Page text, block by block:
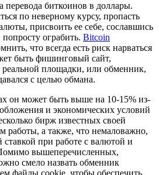
перевода биткоинов в доллары.
по неверному курсу, пропасть
присвоить ее себе, сославшись
ограбить. Bitcoin
что всегда есть риск нарваться
быть фишинговый сайт,
площадки, или обменник,
с целью обмана.
он может быть выше на 10-15% из-
и экономических условий
бирж известных своей
работы, а также, что немаловажно,
при работе с валютой и
вышеперечисленных,
смело назвать обменник